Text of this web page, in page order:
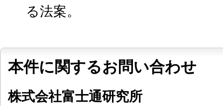
る法案。
本件に関するお問い合わせ
株式会社富士通研究所